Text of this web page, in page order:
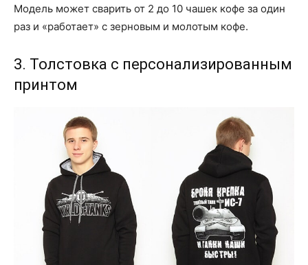
Модель может сварить от 2 до 10 чашек кофе за один
раз и «работает» с зерновым и молотым кофе.
3. Толстовка с персонализированным
принтом